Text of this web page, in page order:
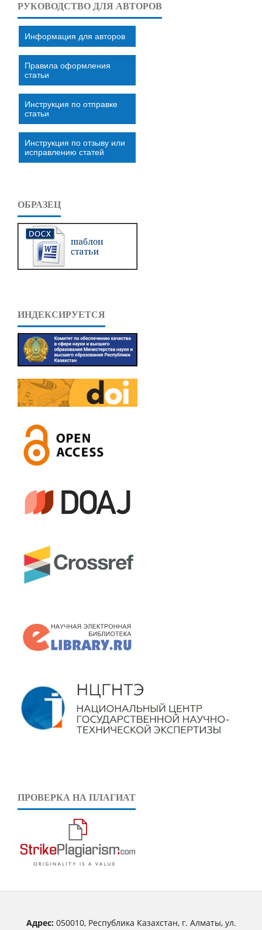
РУКОВОДСТВО ДЛЯ АВТОРОВ
Информация для авторов
Правила оформления
статьи
Инструкция по отправке
статьи
Инструкция по отзыву или
исправлению статей
ОБРАЗЕЦ
ИНДЕКСИРУЕТСЯ
ПРОВЕРКА НА ПЛАГИАТ
Адрес:050010, Республика Казахстан, г. Алматы, ул.